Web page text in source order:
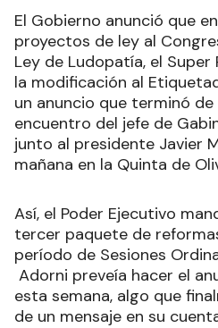
El Gobierno anunció que
proyectos de ley al
Ley de Ludopatía, el Super
la modificación al
un anuncio que terminó
encuentro del jefe de
junto al presidente Javier
mañana en la Quinta de
Así, el Poder Ejecutivo
tercer paquete de
período de Sesiones
Adorni preveía hacer el
esta semana, algo que
de un mensaje en su